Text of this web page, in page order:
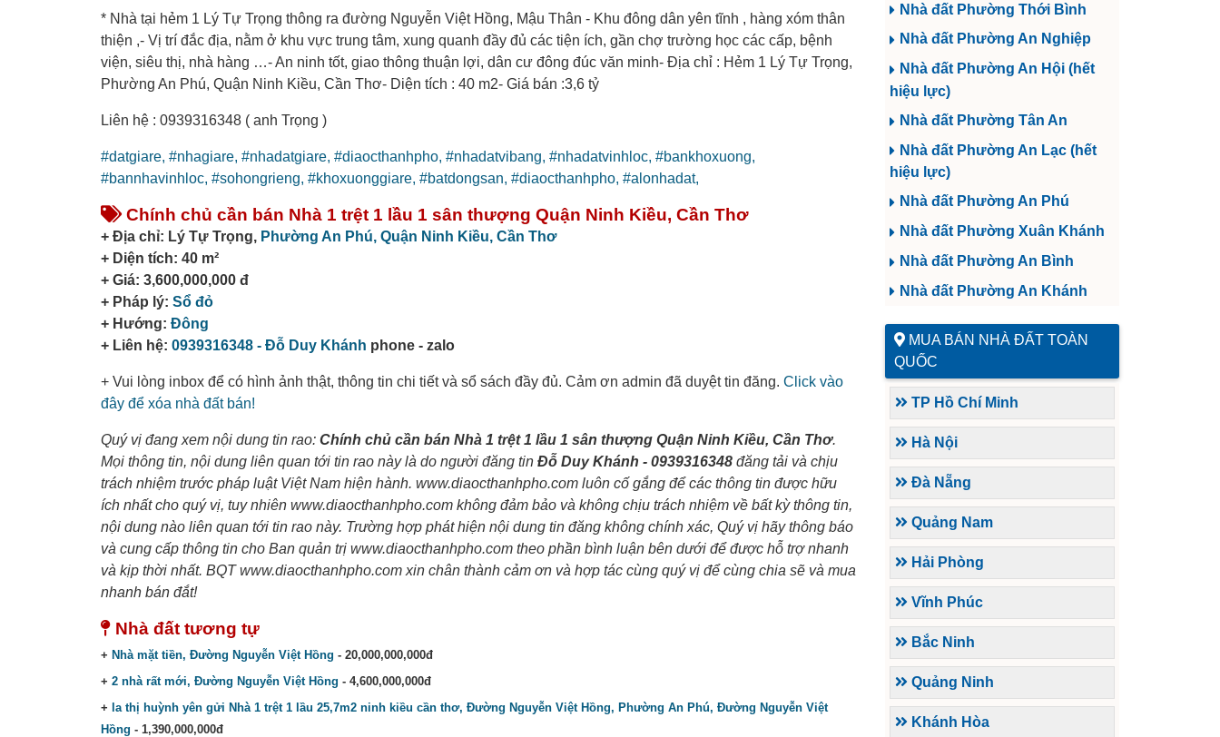
* Nhà tại hẻm 1 Lý Tự Trọng thông ra đường Nguyễn Việt Hồng, Mậu Thân - Khu đông dân yên tĩnh , hàng xóm thân
thiện ,- Vị trí đắc địa, nằm ở khu vực trung tâm, xung quanh đầy đủ các tiện ích, gần chợ trường học các cấp, bệnh
viện, siêu thị, nhà hàng …- An ninh tốt, giao thông thuận lợi, dân cư đông đúc văn minh- Địa chỉ : Hẻm 1 Lý Tự Trọng,
Phường An Phú, Quận Ninh Kiều, Cần Thơ- Diện tích : 40 m2- Giá bán :3,6 tỷ
Liên hệ : 0939316348 ( anh Trọng )
#datgiare, #nhagiare, #nhadatgiare, #diaocthanhpho, #nhadatvibang, #nhadatvinhloc, #bankhoxuong,
#bannhavinhloc, #sohongrieng, #khoxuonggiare, #batdongsan, #diaocthanhpho, #alonhadat,
Chính chủ cần bán Nhà 1 trệt 1 lầu 1 sân thượng Quận Ninh Kiều, Cần Thơ
+ Địa chỉ: Lý Tự Trọng, Phường An Phú, Quận Ninh Kiều, Cần Thơ
+ Diện tích: 40 m²
+ Giá: 3,600,000,000 đ
+ Pháp lý: Sổ đỏ
+ Hướng: Đông
+ Liên hệ: 0939316348 - Đỗ Duy Khánh phone - zalo
+ Vui lòng inbox để có hình ảnh thật, thông tin chi tiết và sổ sách đầy đủ. Cảm ơn admin đã duyệt tin đăng. Click vào
đây để xóa nhà đất bán!
Quý vị đang xem nội dung tin rao: Chính chủ cần bán Nhà 1 trệt 1 lầu 1 sân thượng Quận Ninh Kiều, Cần Thơ.
Mọi thông tin, nội dung liên quan tới tin rao này là do người đăng tin Đỗ Duy Khánh - 0939316348 đăng tải và chịu
trách nhiệm trước pháp luật Việt Nam hiện hành. www.diaocthanhpho.com luôn cố gắng để các thông tin được hữu
ích nhất cho quý vị, tuy nhiên www.diaocthanhpho.com không đảm bảo và không chịu trách nhiệm về bất kỳ thông tin,
nội dung nào liên quan tới tin rao này. Trường hợp phát hiện nội dung tin đăng không chính xác, Quý vị hãy thông báo
và cung cấp thông tin cho Ban quản trị www.diaocthanhpho.com theo phần bình luận bên dưới để được hỗ trợ nhanh
và kịp thời nhất. BQT www.diaocthanhpho.com xin chân thành cảm ơn và hợp tác cùng quý vị để cùng chia sẽ và mua
nhanh bán đắt!
Nhà đất tương tự
+ Nhà mặt tiền, Đường Nguyễn Việt Hồng - 20,000,000,000đ
+ 2 nhà rất mới, Đường Nguyễn Việt Hồng - 4,600,000,000đ
+ la thị huỳnh yên gửi Nhà 1 trệt 1 lầu 25,7m2 ninh kiều cần thơ, Đường Nguyễn Việt Hồng, Phường An Phú, Đường Nguyễn Việt
Hồng - 1,390,000,000đ
Nhà đất Phường Thới Bình
Nhà đất Phường An Nghiệp
Nhà đất Phường An Hội (hết
hiệu lực)
Nhà đất Phường Tân An
Nhà đất Phường An Lạc (hết
hiệu lực)
Nhà đất Phường An Phú
Nhà đất Phường Xuân Khánh
Nhà đất Phường An Bình
Nhà đất Phường An Khánh
MUA BÁN NHÀ ĐẤT TOÀN
QUỐC
TP Hồ Chí Minh
Hà Nội
Đà Nẵng
Quảng Nam
Hải Phòng
Vĩnh Phúc
Bắc Ninh
Quảng Ninh
Khánh Hòa